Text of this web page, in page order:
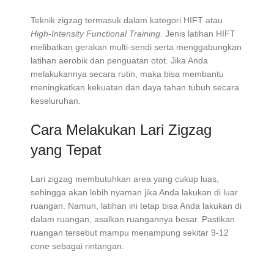
Teknik zigzag termasuk dalam kategori HIFT atau
High-Intensity Functional Training . Jenis latihan HIFT
melibatkan gerakan multi-sendi serta menggabungkan
latihan aerobik dan penguatan otot. Jika Anda
melakukannya secara rutin, maka bisa membantu
meningkatkan kekuatan dan daya tahan tubuh secara
keseluruhan.
Cara Melakukan Lari Zigzag
yang Tepat
Lari zigzag membutuhkan area yang cukup luas,
sehingga akan lebih nyaman jika Anda lakukan di luar
ruangan. Namun, latihan ini tetap bisa Anda lakukan di
dalam ruangan, asalkan ruangannya besar. Pastikan
ruangan tersebut mampu menampung sekitar 9-12
cone sebagai rintangan.